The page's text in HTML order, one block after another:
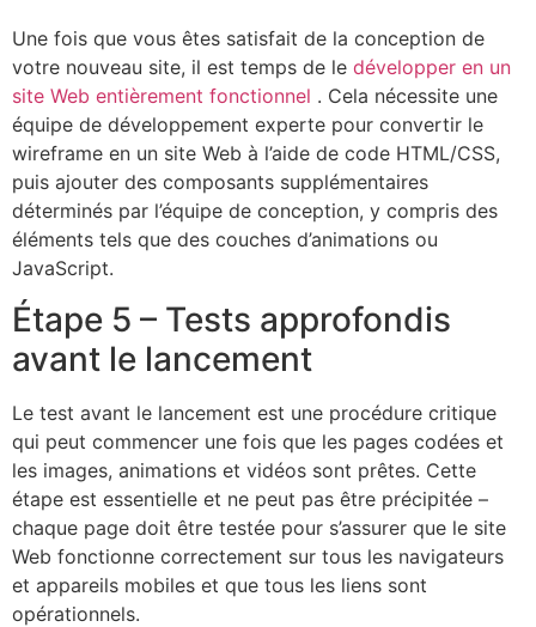
Une fois que vous êtes satisfait de la conception de
votre nouveau site, il est temps de le développer en un
site Web entièrement fonctionnel . Cela nécessite une
équipe de développement experte pour convertir le
wireframe en un site Web à l’aide de code HTML/CSS,
puis ajouter des composants supplémentaires
déterminés par l’équipe de conception, y compris des
éléments tels que des couches d’animations ou
JavaScript.
Étape 5 – Tests approfondis
avant le lancement
Le test avant le lancement est une procédure critique
qui peut commencer une fois que les pages codées et
les images, animations et vidéos sont prêtes. Cette
étape est essentielle et ne peut pas être précipitée –
chaque page doit être testée pour s’assurer que le site
Web fonctionne correctement sur tous les navigateurs
et appareils mobiles et que tous les liens sont
opérationnels.